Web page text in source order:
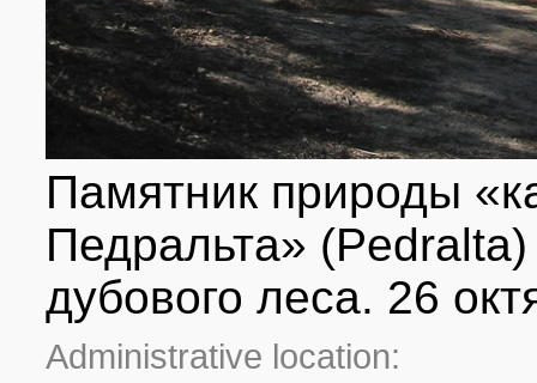
Памятник природы
Педральта»
дубового леса. 26
Administrative location: